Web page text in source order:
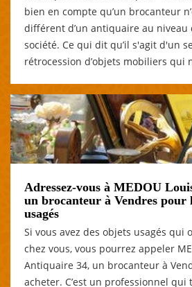
bien en compte qu’un brocanteur
différent d’un antiquaire au niveau
société. Ce qui dit qu’il s'agit d'un
rétrocession d’objets mobiliers qui
Adressez-vous à MEDOU
un brocanteur à Vendres pour
usagés
Si vous avez des objets usagés qui
chez vous, vous pourrez appeler
Antiquaire 34, un brocanteur à
acheter. C’est un professionnel